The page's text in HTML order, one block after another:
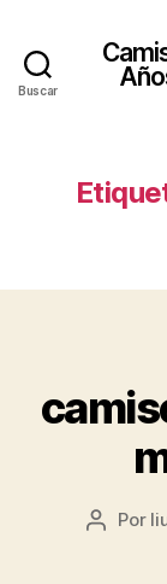
Buscar
Autor
Por